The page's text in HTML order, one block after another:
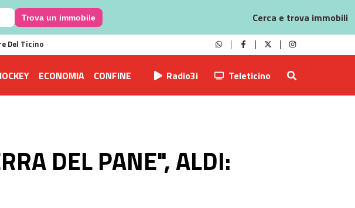
Trova un immobile Cerca e trova immobili
Del Ticino
ECONOMIA CONFINE Radio3i Teleticino
DEL PANE", ALDI: